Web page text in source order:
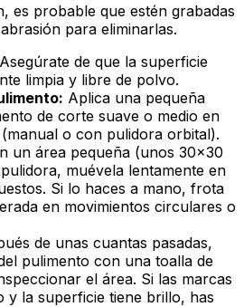
es probable que estén grabadas
para eliminarlas.
Asegúrate de que la superficie
limpia y libre de polvo.
Aplica una pequeña
de corte suave o medio en
o con pulidora orbital).
un área pequeña (unos 30x30
muévela lentamente en
Si lo haces a mano, frota
en movimientos circulares o
de unas cuantas pasadas,
pulimento con una toalla de
el área. Si las marcas
y la superficie tiene brillo, has